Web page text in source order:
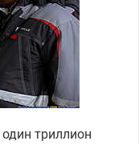
триллион